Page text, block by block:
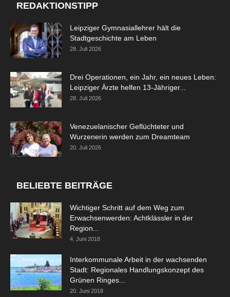
REDAKTIONSTIPP
Leipziger Gymnasiallehrer hält die
Stadtgeschichte am Leben
28. Juli 2026
Drei Operationen, ein Jahr, ein neues Leben:
Leipziger Ärzte helfen 13-Jähriger...
28. Juli 2026
Venezuelanischer Geflüchteter und
Wurzenerin werden zum Dreamteam
20. Juli 2026
BELIEBTE BEITRÄGE
Wichtiger Schritt auf dem Weg zum
Erwachsenwerden: Achtklässler in der
Region...
4. Juni 2018
Interkommunale Arbeit in der wachsenden
Stadt: Regionales Handlungskonzept des
Grünen Ringes...
20. Juni 2018